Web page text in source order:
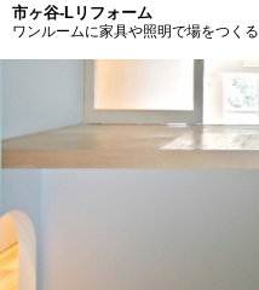
市ヶ谷-Lリフォーム
ワンルームに家具や照明で場をつくる